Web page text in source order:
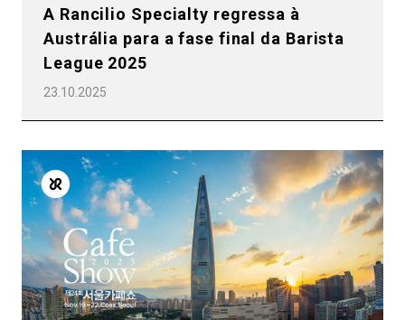
A Rancilio Specialty regressa à
Austrália para a fase final da Barista
League 2025
23.10.2025